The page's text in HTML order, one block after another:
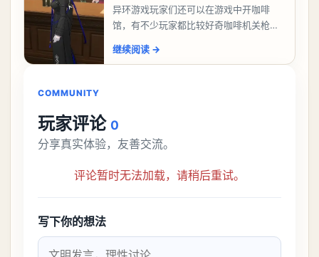
异环游戏玩家们还可以在游戏中开咖啡
馆，有不少玩家都比较好奇咖啡机关枪应
机关枪攻略。异环咖啡机关枪怎么过一、
继续阅读 →
COMMUNITY
玩家评论 0
分享真实体验，友善交流。
评论暂时无法加载，请稍后重试。
写下你的想法